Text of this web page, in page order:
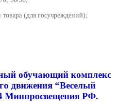
товара (для госучреждений);
обучающий комплекс
движения “Веселый
Минпросвещения РФ.